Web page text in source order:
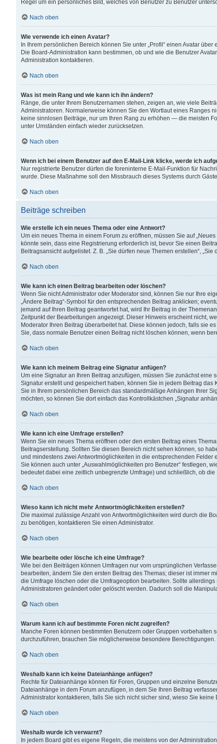
Regel um ein persönliches Bild, welches von Benutzer zu Benutzer
Nach oben
Wie verwende ich einen Avatar?
In Ihrem persönlichen Bereich können Sie unter „Profil“ einen Avatar
Die Board-Administration kann bestimmen, ob und wie die Benutzer
Administration kontaktieren.
Nach oben
Was ist mein Rang und wie kann ich ihn ändern?
Ränge, die unter Ihrem Benutzernamen stehen, zeigen an, wie viele
Administratoren. Normalerweise können Sie den Wortlaut eines Ranges
keine sinnlosen Beiträge, nur um Ihren Rang zu erhöhen — die meisten
unter Umständen einfach wieder zurücksetzen.
Nach oben
Wenn ich bei einem Benutzer auf den E-Mail-Link klicke, werde ich
Nur registrierte Benutzer dürfen die foreninterne E-Mail-Funktion für
wurde. Diese Maßnahme soll den Missbrauch dieses Systems durch
Nach oben
Beiträge schreiben
Wie erstelle ich ein neues Thema oder eine Antwort?
Um ein neues Thema in einem Forum zu eröffnen, müssen Sie auf
könnte sein, dass eine Registrierung erforderlich ist, bevor Sie einen
Beitragsansicht aufgelistet. Z. B. „Sie dürfen neue Themen erstellen“,
Nach oben
Wie kann ich einen Beitrag bearbeiten oder löschen?
Wenn Sie nicht Administrator oder Moderator sind, können Sie nur Ihre
„Ändere Beitrag“-Symbol für den entsprechenden Beitrag anklicken;
jemand auf Ihren Beitrag geantwortet hat, wird Ihr Beitrag in der
Zeitpunkt der Bearbeitungen angezeigt. Dieser Hinweis erscheint nicht,
Moderator Ihren Beitrag überarbeitet hat. Diese können jedoch, falls sie
Sie, dass normale Benutzer einen Beitrag nicht löschen können, wenn
Nach oben
Wie kann ich meinem Beitrag eine Signatur anfügen?
Um eine Signatur an Ihren Beitrag anzufügen, müssen Sie zunächst
Signatur erstellt und gespeichert haben, können Sie in jedem Beitrag
Sie in Ihrem persönlichen Bereich das standardmäßige Anhängen Ihrer
möchten, so können Sie dort einfach das Kontrollkästchen „Signatur
Nach oben
Wie kann ich eine Umfrage erstellen?
Wenn Sie ein neues Thema eröffnen oder den ersten Beitrag eines
Beitragserstellung. Sollten Sie diesen Bereich nicht sehen können, so
und mindestens zwei Antwortmöglichkeiten in die entsprechenden
Sie können auch unter „Auswahlmöglichkeiten pro Benutzer“ festlegen,
bedeutet dabei eine zeitlich unbegrenzte Umfrage) und schließlich, ob
Nach oben
Wieso kann ich nicht mehr Antwortmöglichkeiten erstellen?
Die maximal zulässige Anzahl von Antwortmöglichkeiten wird durch die
zu benötigen, kontaktieren Sie einen Administrator.
Nach oben
Wie bearbeite oder lösche ich eine Umfrage?
Wie bei den Beiträgen können Umfragen nur vom ursprünglichen
bearbeiten, ändern Sie den ersten Beitrag des Themas; dieser ist immer
die Umfrage löschen oder die Umfrageoption bearbeiten. Sollte
Administratoren geändert oder gelöscht werden. Dadurch soll die
Nach oben
Warum kann ich auf bestimmte Foren nicht zugreifen?
Manche Foren können bestimmten Benutzern oder Gruppen
durchzuführen, brauchen Sie möglicherweise besondere
Nach oben
Weshalb kann ich keine Dateianhänge anfügen?
Rechte für Dateianhänge können für Foren, Gruppen und einzelne
Dateianhänge in dem Forum anzufügen, in dem Sie Ihren Beitrag
Administrator kontaktieren, falls Sie sich nicht sicher sind, wieso Sie
Nach oben
Weshalb wurde ich verwarnt?
In jedem Board gibt es eigene Regeln, die meistens von der